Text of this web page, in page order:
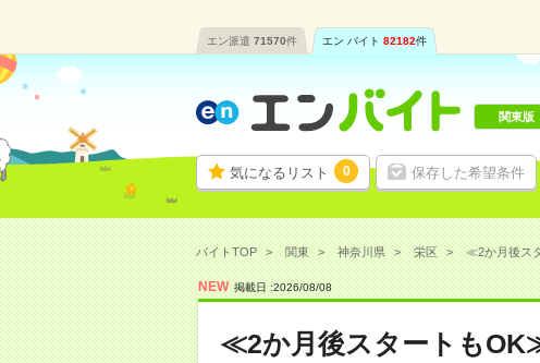
エン派遣 71570件 エン バイト 82182件
気になるリスト 0 保存した希望条件
関東版
バイトTOP 関東 神奈川県 栄区 ≪2か月後ス
NEW 掲載日 :2026/08/08
≪2か月後スタートも